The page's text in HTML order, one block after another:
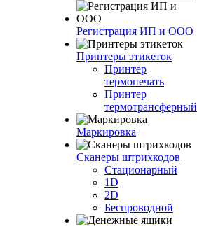
Регистрация ИП и ООО
Принтеры этикеток
Принтер
термопечать
Принтер
термотрансферный
Маркировка
Сканеры штрихкодов
Стационарный
1D
2D
Беспроводной